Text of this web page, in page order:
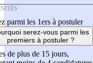
parmi les 1ers à postuler
serez-vous parmi les
premiers à postuler ?
de plus de 15 jours,